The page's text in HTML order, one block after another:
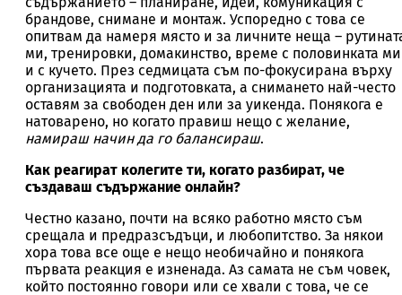
брандове, снимане и монтаж. Успоредно с това се
опитвам да намеря място и за личните неща –
ми, тренировки, домакинство, време с половинката ми
и с кучето. През седмицата съм по-фокусирана върху
организацията и подготовката, а снимането най-често
оставям за свободен ден или за уикенда. Понякога е
натоварено, но когато правиш нещо с желание,
намираш начин да го балансираш.
Как реагират колегите ти, когато разбират, че
създаваш съдържание онлайн?
Честно казано, почти на всяко работно място съм
срещала и предразсъдъци, и любопитство. За някои
хора това все още е нещо необичайно и понякога
първата реакция е изненада. Аз самата не съм човек,
който постоянно говори или се хвали с това, че се